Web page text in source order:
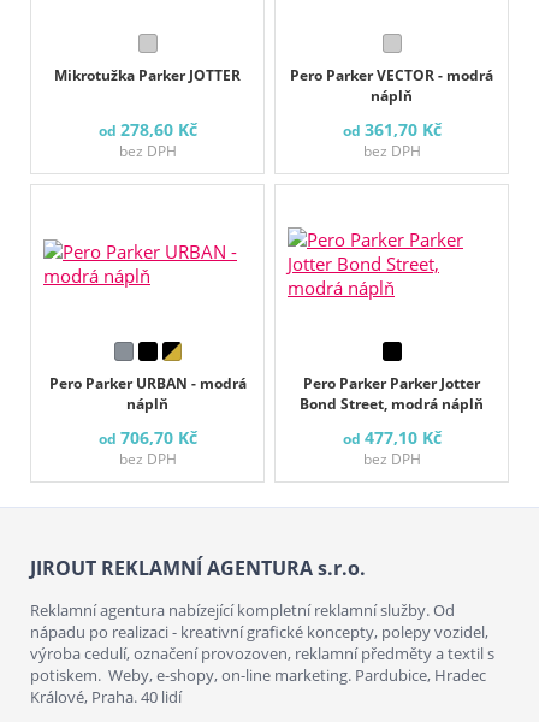
Mikrotužka Parker JOTTER
od 278,60 Kč
bez DPH
Pero Parker VECTOR - modrá
náplň
od 361,70 Kč
bez DPH
Pero Parker URBAN - modrá
náplň
od 706,70 Kč
bez DPH
Pero Parker Parker Jotter
Bond Street, modrá náplň
od 477,10 Kč
bez DPH
JIROUT REKLAMNÍ AGENTURA s.r.o.
Reklamní agentura nabízející kompletní reklamní služby. Od
nápadu po realizaci - kreativní grafické koncepty, polepy vozidel,
výroba cedulí, označení provozoven, reklamní předměty a textil s
potiskem. Weby, e-shopy, on-line marketing. Pardubice, Hradec
Králové, Praha. 40 lidí